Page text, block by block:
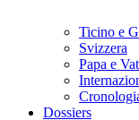
Ticino e
Svizzera
Papa e
Dossiers